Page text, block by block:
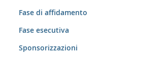
Fase di affidamento
Fase esecutiva
Sponsorizzazioni